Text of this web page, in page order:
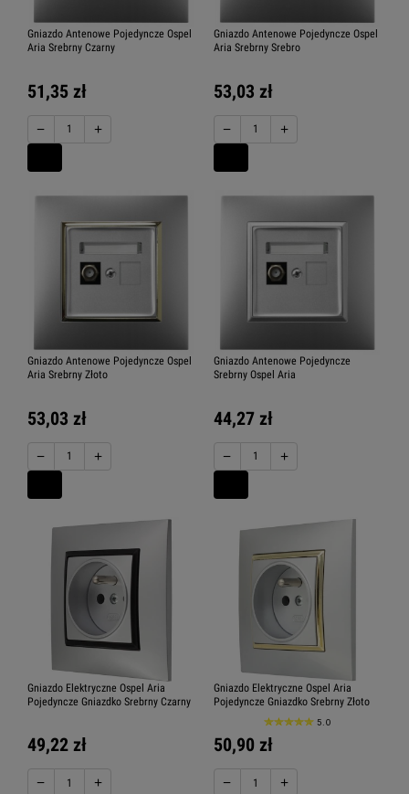
Gniazdo Antenowe Pojedyncze Ospel
Aria Srebrny Czarny
51,35 zł
− +
Gniazdo Antenowe Pojedyncze Ospel
Aria Srebrny Srebro
53,03 zł
− +
Gniazdo Antenowe Pojedyncze Ospel
Aria Srebrny Złoto
53,03 zł
− +
Gniazdo Antenowe Pojedyncze
Srebrny Ospel Aria
44,27 zł
− +
Gniazdo Elektryczne Ospel Aria
Pojedyncze Gniazdko Srebrny Czarny
49,22 zł
− +
Gniazdo Elektryczne Ospel Aria
Pojedyncze Gniazdko Srebrny Złoto
5.0
50,90 zł
− +